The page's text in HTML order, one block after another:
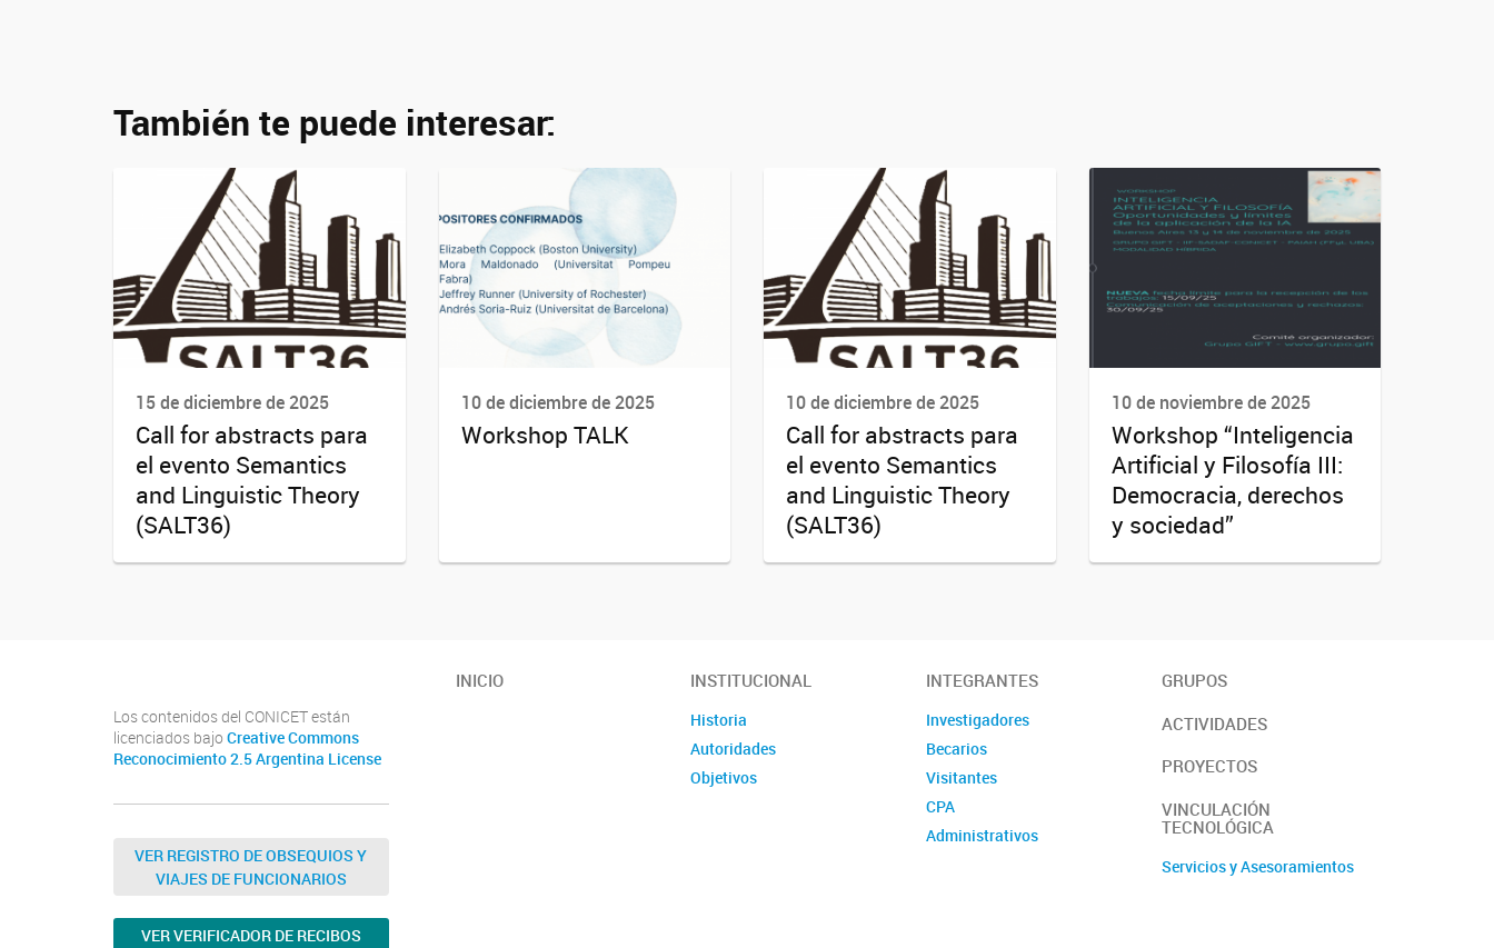
También te puede interesar:
15 de diciembre de 2025
Call for abstracts para
el evento Semantics
and Linguistic Theory
(SALT36)
10 de diciembre de 2025
Workshop TALK
10 de diciembre de 2025
Call for abstracts para
el evento Semantics
and Linguistic Theory
(SALT36)
10 de noviembre de 2025
Workshop “Inteligencia
Artificial y Filosofía III:
Democracia, derechos
y sociedad”
Los contenidos del CONICET están
licenciados bajo Creative Commons
Reconocimiento 2.5 Argentina License
VER REGISTRO DE OBSEQUIOS Y
VIAJES DE FUNCIONARIOS
VER VERIFICADOR DE RECIBOS
INICIO INSTITUCIONAL
Historia
Autoridades
Objetivos
INTEGRANTES
Investigadores
Becarios
Visitantes
CPA
Administrativos
GRUPOS
ACTIVIDADES
PROYECTOS
VINCULACIÓN
TECNOLÓGICA
Servicios y Asesoramientos